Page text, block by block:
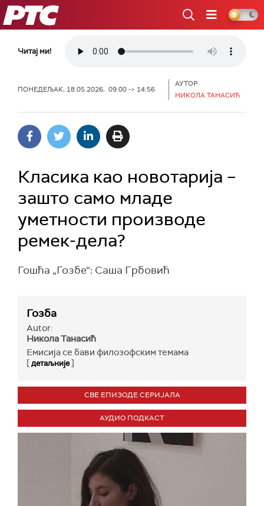
РТС
Читај ми!
ПОНЕДЕЉАК, 18.05.2026, 09:00 -> 14:56
АУТОР:
НИКОЛА ТАНАСИЋ
Класика као новотарија –
зашто само младе
уметности производе
ремек-дела?
Гошћа „Гозбе“: Саша Грбовић
Гозба
Autor:
Никола Танасић
Емисија се бави филозофским темама
[детаљније]
СВЕ ЕПИЗОДЕ СЕРИЈАЛА
АУДИО ПОДКАСТ